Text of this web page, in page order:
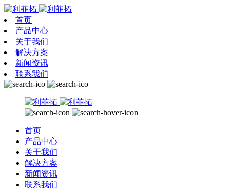
首页
产品中心
关于我们
解决方案
新闻资讯
联系我们
首页
产品中心
关于我们
解决方案
新闻资讯
联系我们